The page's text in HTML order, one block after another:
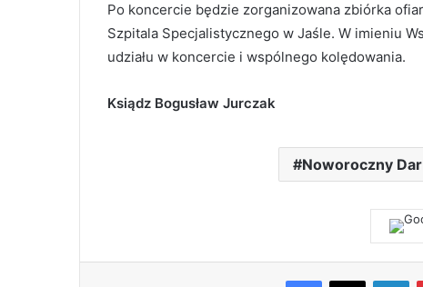
Po koncercie będzie zorganizowana zbiórka
Szpitala Specjalistycznego w Jaśle. W imieniu
udziału w koncercie i wspólnego kolędowania.
Ksiądz Bogusław Jurczak
Noworoczny Dar
Facebook
X